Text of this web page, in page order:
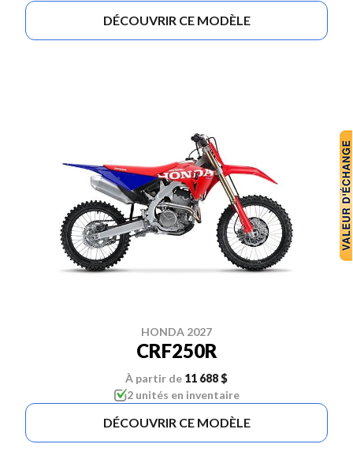
DÉCOUVRIR CE MODÈLE
HONDA 2027
CRF250R
À partir de 11 688 $
2 unités en inventaire
DÉCOUVRIR CE MODÈLE